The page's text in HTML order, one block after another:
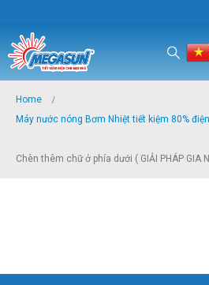
Home
Máy nước nóng Bơm Nhiệt tiết kiệm 80%
Chèn thêm chữ ở phía dưới ( GIẢI PHÁP GIA